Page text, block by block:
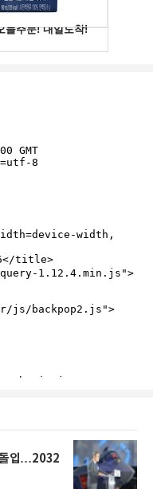
입…2032